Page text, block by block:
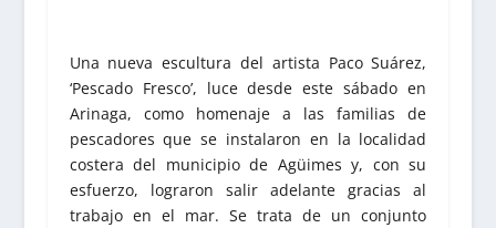
Una nueva escultura del artista Paco Suárez,
‘Pescado Fresco’, luce desde este sábado en
Arinaga, como homenaje a las familias de
pescadores que se instalaron en la localidad
costera del municipio de Agüimes y, con su
esfuerzo, lograron salir adelante gracias al
trabajo en el mar. Se trata de un conjunto